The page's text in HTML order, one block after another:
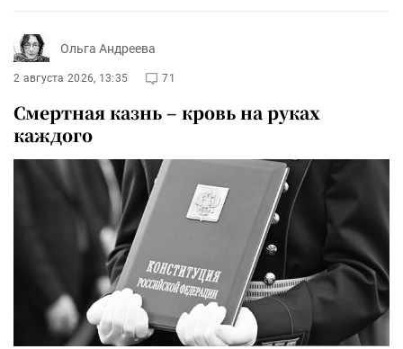
Ольга Андреева
2 августа 2026, 13:35 71
Смертная казнь – кровь на руках
каждого